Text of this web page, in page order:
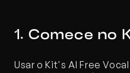
1. Comece no
Usar o Kit's AI Free